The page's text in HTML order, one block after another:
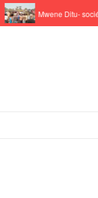
Mwene Ditu- société :